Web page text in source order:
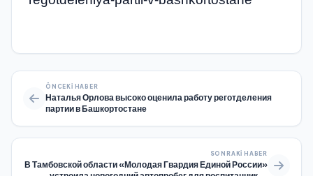
ÖNCEKI HABER
Наталья Орлова высоко оценила работу реготделения
партии в Башкортостане
SONRAKI HABER
В Тамбовской области «Молодая Гвардия Единой России»